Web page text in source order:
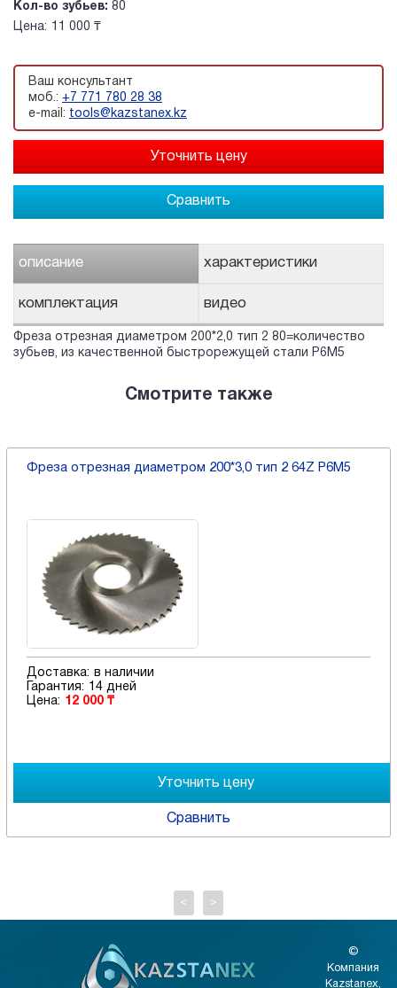
Кол-во зубьев: 80
Цена:
11 000 ₸
Ваш консультант
моб.: +7 771 780 28 38
e-mail: tools@kazstanex.kz
Сравнить
описание характеристики
комплектация видео
Фреза отрезная диаметром 200*2,0 тип 2 80=количество
зубьев, из качественной быстрорежущей стали P6M5
Смотрите также
Фреза отрезная диаметром 200*3,0 тип 2 64Z P6M5
Доставка:
в наличии
Гарантия:
14 дней
Цена: 12 000 ₸
Сравнить
< >
©
Компания
Kazstanex,